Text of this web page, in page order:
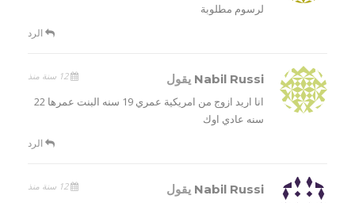
لرسوم مطلوبة
الرد
Nabil Russi يقول 12 سنة منذ
انا اريد ازوج من امريكية عمري 19 سنه البنت عمرها 22
سنه عادي اوك
الرد
Nabil Russi يقول 12 سنة منذ